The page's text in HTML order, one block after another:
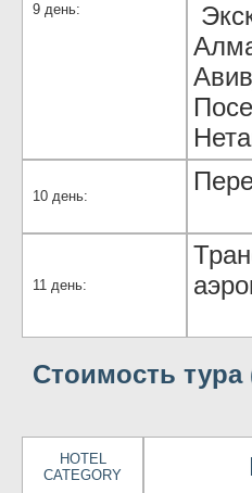
9 день:
10 день:
11 день:
Стоимость тура
HOTEL
CATEGORY